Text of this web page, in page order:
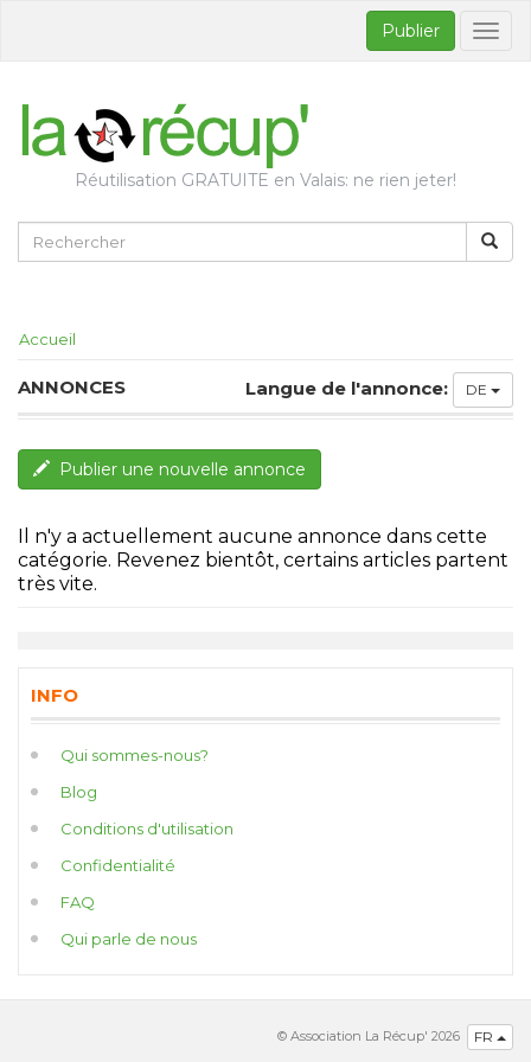
Publier
Réutilisation GRATUITE en Valais: ne rien jeter!
Accueil
ANNONCES Langue de l'annonce: DE
Publier une nouvelle annonce
Il n'y a actuellement aucune annonce dans cette
catégorie. Revenez bientôt, certains articles partent
très vite.
INFO
Qui sommes-nous?
Blog
Conditions d'utilisation
Confidentialité
FAQ
Qui parle de nous
FR
© Association La Récup' 2026